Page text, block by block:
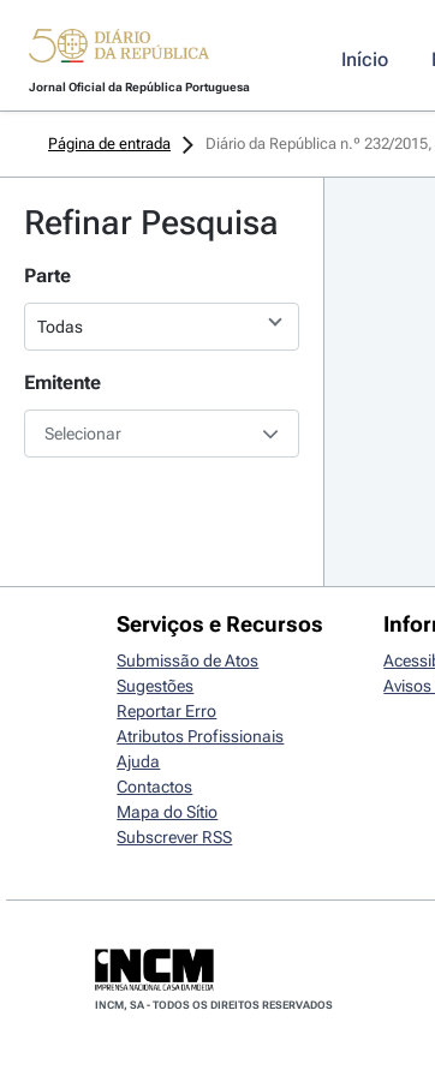
Jornal Oficial da República Portuguesa
Início
Página de entrada Diário da República n.º 232/
Refinar Pesquisa
Parte
Emitente
Selecionar
Serviços e Recursos
Submissão de Atos
Sugestões
Reportar Erro
Atributos Profissionais
Ajuda
Contactos
Mapa do Sítio
Subscrever RSS
INCM, SA - TODOS OS DIREITOS RESERVADOS